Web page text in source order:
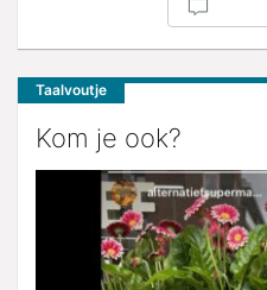
Taalvoutje
Kom je ook?